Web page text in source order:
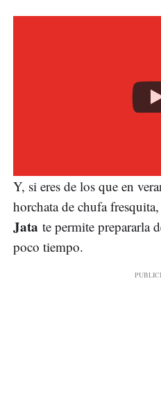
Y, si eres de los que en
horchata de chufa
Jata te permite prepararla
poco tiempo.